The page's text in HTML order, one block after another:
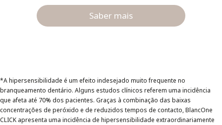
Saber mais
*A hipersensibilidade é um efeito indesejado muito frequente no
branqueamento dentário. Alguns estudos clínicos referem uma incidência
que afeta até 70% dos pacientes. Graças à combinação das baixas
concentrações de peróxido e de reduzidos tempos de contacto, BlancOne
CLICK apresenta uma incidência de hipersensibilidade extraordinariamente